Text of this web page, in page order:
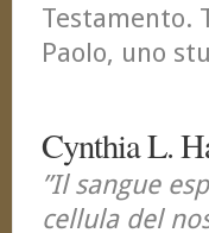
Testamento.
Paolo, uno
Cynthia L.
”Il sangue
cellula del